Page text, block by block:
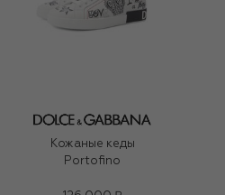
Кожаные кеды
Portofino